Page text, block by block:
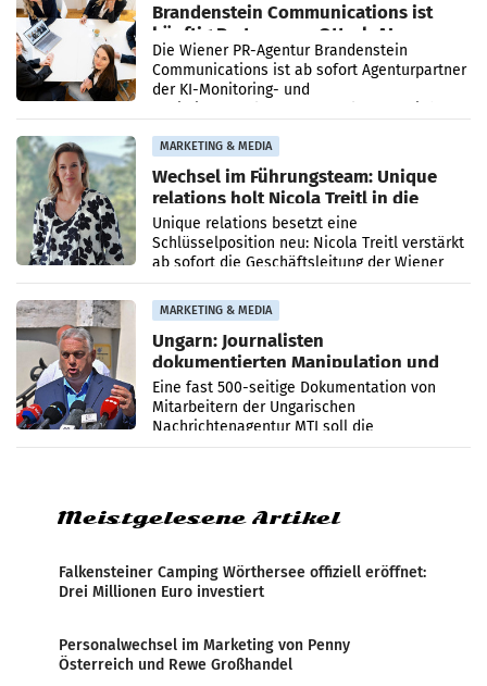
Brandenstein Communications ist
künftig Partner von OtterlyAI
Die Wiener PR-Agentur Brandenstein
Communications ist ab sofort Agenturpartner
der KI-Monitoring- und
MARKETING & MEDIA
Wechsel im Führungsteam: Unique
relations holt Nicola Treitl in die
Geschäftsleitung
Unique relations besetzt eine
Schlüsselposition neu: Nicola Treitl verstärkt
ab sofort die Geschäftsleitung der Wiener
PR-Agentur an der Seite von Josef Kalina und
Anna Kalina-Mahr.
MARKETING & MEDIA
Ungarn: Journalisten
dokumentierten Manipulation und
Zensur
Eine fast 500-seitige Dokumentation von
Mitarbeitern der Ungarischen
Nachrichtenagentur MTI soll die
systematische Nachrichten-Manipulation und
Meistgelesene Artikel
Falkensteiner Camping Wörthersee offiziell eröffnet:
Drei Millionen Euro investiert
Personalwechsel im Marketing von Penny
Österreich und Rewe Großhandel